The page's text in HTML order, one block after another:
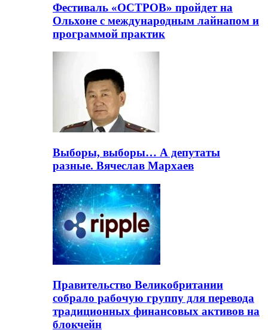
Фестиваль «ОСТРОВ» пройдет на
Ольхоне с международным лайнапом и
программой практик
Выборы, выборы… А депутаты
разные. Вячеслав Мархаев
Правительство Великобритании
собрало рабочую группу для перевода
традиционных финансовых активов на
блокчейн